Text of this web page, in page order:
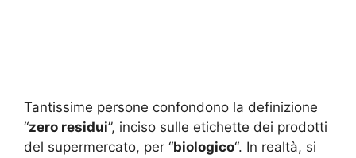
Tantissime persone confondono la definizione
“zero residui”, inciso sulle etichette dei prodotti
del supermercato, per “biologico“. In realtà, si